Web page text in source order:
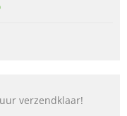
verzendklaar!